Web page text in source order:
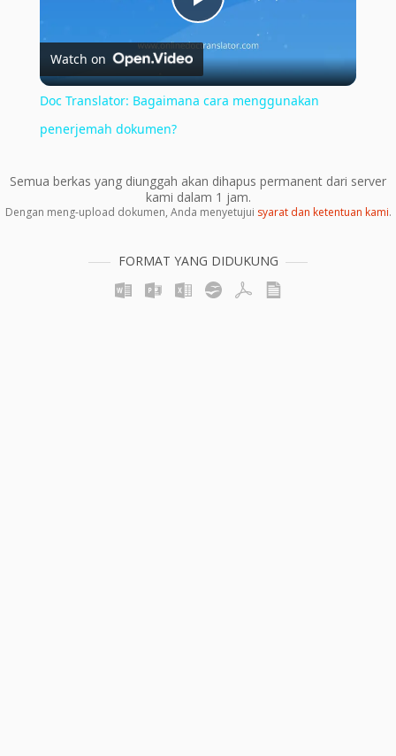
Play
Video
Watch on
Doc Translator: Bagaimana cara menggunakan
penerjemah dokumen?
Semua berkas yang diunggah akan dihapus permanent dari server
kami dalam 1 jam.
Dengan meng-upload dokumen, Anda menyetujui syarat dan ketentuan kami.
FORMAT YANG DIDUKUNG